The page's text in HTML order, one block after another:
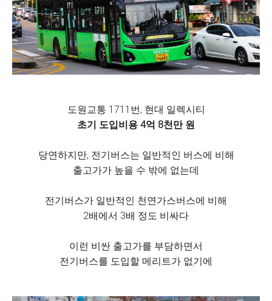
도원교통 1711번, 현대 일렉시티
초기 도입비용 4억 8천만 원
당연하지만, 전기버스는 일반적인 버스에 비해
출고가가 높을 수 밖에 없는데
전기버스가 일반적인 천연가스버스에 비해
2배에서 3배 정도 비싸다
이런 비싼 출고가를 부담하면서
전기버스를 도입할 메리트가 없기에